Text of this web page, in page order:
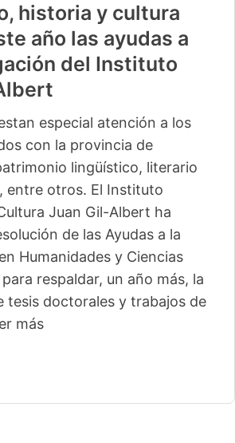
historia y cultura
año las ayudas a
del Instituto
especial atención a los
con la provincia de
lingüístico, literario
entre otros. El Instituto
Juan Gil-Albert ha
de las Ayudas a la
Humanidades y Ciencias
respaldar, un año más, la
tesis doctorales y trabajos de
más